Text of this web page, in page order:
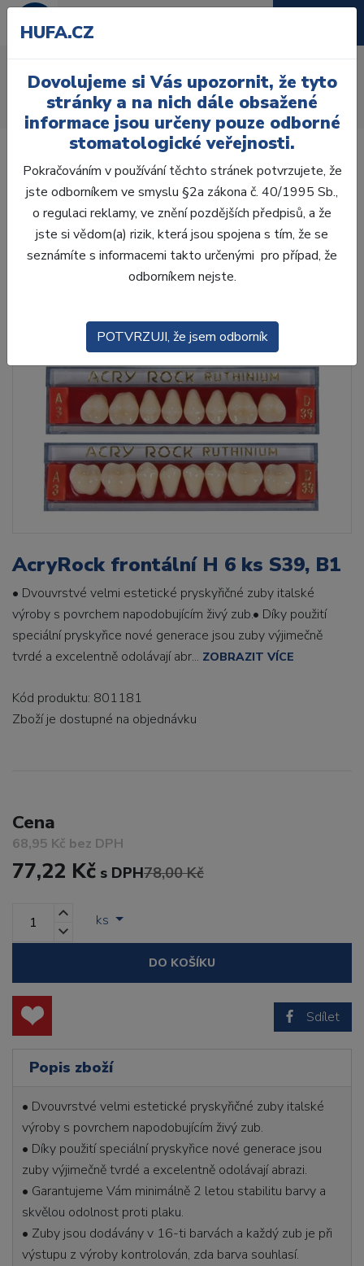
Úvod Zuby
AcryRock
AcryRock frontální H 6 ks S39, B1
AcryRock frontální H 6 ks S39, B1
• Dvouvrstvé velmi estetické pryskyřičné zuby italské
výroby s povrchem napodobujícím živý zub.• Díky použití
speciální pryskyřice nové generace jsou zuby výjimečně
tvrdé a excelentně odolávají abr... ZOBRAZIT VÍCE
Kód produktu: 801181
Zboží je dostupné na objednávku
Cena
68,95 Kč bez DPH
77,22 Kč s DPH78,00 Kč
ks
DO KOŠÍKU
Sdílet
Popis zboží
• Dvouvrstvé velmi estetické pryskyřičné zuby italské
výroby s povrchem napodobujícím živý zub.
• Díky použití speciální pryskyřice nové generace jsou
zuby výjimečně tvrdé a excelentně odolávají abrazi.
• Garantujeme Vám minimálně 2 letou stabilitu barvy a
skvělou odolnost proti plaku.
• Zuby jsou dodávány v 16-ti barvách a každý zub je při
výstupu z výroby kontrolován, zda barva souhlasí.
HUFA.CZ
Dovolujeme si Vás upozornit, že tyto
stránky a na nich dále obsažené
informace jsou určeny pouze odborné
stomatologické veřejnosti.
Pokračováním v používání těchto stránek potvrzujete, že
jste odborníkem ve smyslu §2a zákona č. 40/1995 Sb.,
o regulaci reklamy, ve znění pozdějších předpisů, a že
jste si vědom(a) rizik, která jsou spojena s tím, že se
seznámíte s informacemi takto určenými pro případ, že
odborníkem nejste.
POTVRZUJI, že jsem odborník